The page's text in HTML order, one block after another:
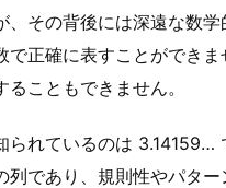
、その背後には深遠な数
で正確に表すことができ
こともできません。
られているのは 3.14159…
であり、規則性やパター